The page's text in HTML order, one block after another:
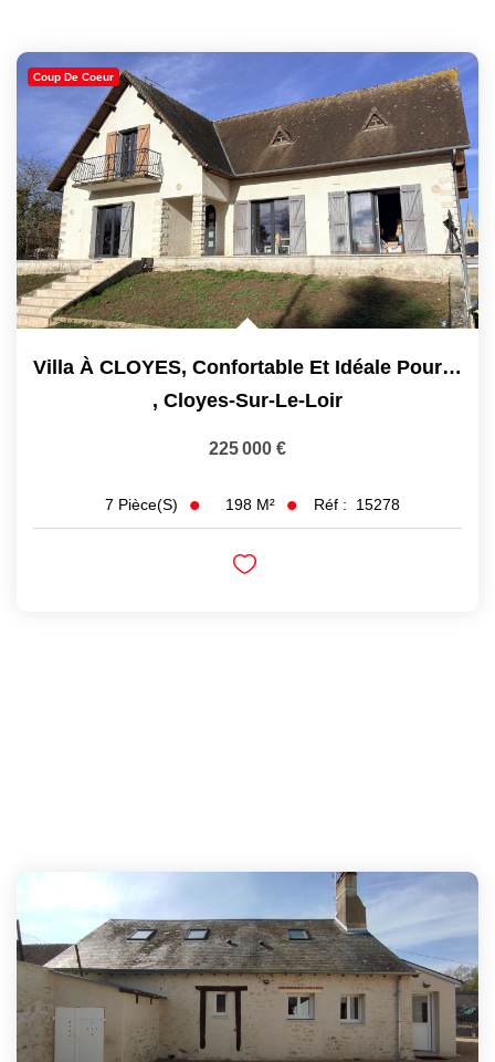
Coup De Coeur
Villa À CLOYES, Confortable Et Idéale Pour Famille Avec 5 Ch
, Cloyes-Sur-Le-Loir
225 000 €
7 Pièce(s) 198 M² Réf : 15278